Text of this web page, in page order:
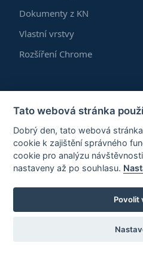
Dokumenty z KN
Vlastní vrstvy
Rozšíření Chrome
Blog
FAQ
Tato webová stránka
Dobrý den, tato webová
cookie k zajištění správného
cookie pro analýzu
nastaveny až po souhlasu.
Povolit